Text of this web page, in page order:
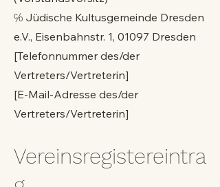
℅ Jüdische Kultusgemeinde Dresden
e.V., Eisenbahnstr. 1, 01097 Dresden
[Telefonnummer des/der
Vertreters/Vertreterin]
[E-Mail-Adresse des/der
Vertreters/Vertreterin]
Vereinsregistereintra